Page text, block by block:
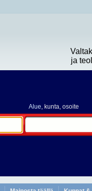
ja
Alue, kunta, osoite